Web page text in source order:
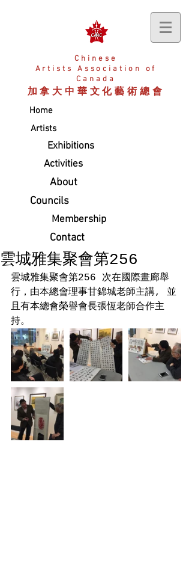
Chinese
Artists Association of
Canada
加拿大中華文化藝術總會
Home
Artists
Exhibitions
Activities
About
Councils
Membership
Contact
雲城雅集聚會第256
雲城雅集聚會第256 次在國際畫廊舉
行，由本總會理事甘錦城老師主講, 並
且有本總會榮譽會長張恆老師合作主
持。